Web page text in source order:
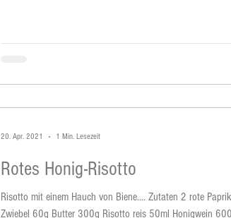
Rotes Honig-Risotto
Risotto mit einem Hauch von Biene.... Zutaten 2 rote
Zwiebel 60g Butter 300g Risotto reis 50ml Honigwein
20. Apr. 2021 1 Min. Lesezeit